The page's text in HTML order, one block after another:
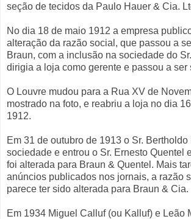
seção de tecidos da Paulo Hauer & Cia.
No dia 18 de maio 1912 a empresa
alteração da razão social, que passou a
Braun, com a inclusão na sociedade do
dirigia a loja como gerente e passou a ser
O Louvre mudou para a Rua XV de
mostrado na foto, e reabriu a loja no dia
1912.
Em 31 de outubro de 1913 o Sr.
sociedade e entrou o Sr. Ernesto Quentel
foi alterada para Braun & Quentel. Mais
anúncios publicados nos jornais, a razão
parece ter sido alterada para Braun & Cia.
Em 1934 Miguel Calluf (ou Kalluf) e Leão